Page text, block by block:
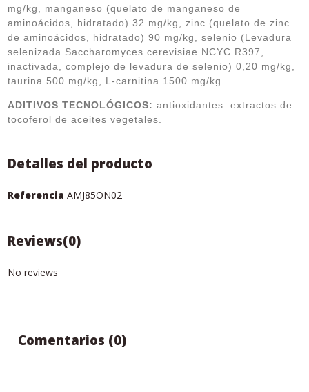
mg/kg, manganeso (quelato de manganeso de
aminoácidos, hidratado) 32 mg/kg, zinc (quelato de zinc
de aminoácidos, hidratado) 90 mg/kg, selenio (Levadura
selenizada Saccharomyces cerevisiae NCYC R397,
inactivada, complejo de levadura de selenio) 0,20 mg/kg,
taurina 500 mg/kg, L-carnitina 1500 mg/kg.
ADITIVOS TECNOLÓGICOS: antioxidantes: extractos de
tocoferol de aceites vegetales.
Detalles del producto
Referencia AMJ85ON02
Reviews(0)
No reviews
Comentarios (0)